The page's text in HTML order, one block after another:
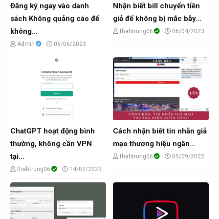
Đăng ký ngay vào danh
sách Không quảng cáo để
không...
C
o
b
ở
i
Admin
N
y
g
ử
i
06/06/2023
Nhận biết bill chuyển tiền
giả để không bị mắc bẫy...
C
đ
ề
ạ
b
ở
i
thahtrung06
N
y
g
i
06/04/2023
ChatGPT hoạt động bình
thường, không cần VPN
tại...
C
ủ
thahtrung06
N
g
14/02/2023
Cách nhận biết tin nhắn giả
mạo thương hiệu ngân...
C
thahtrung06
N
g
05/09/2022